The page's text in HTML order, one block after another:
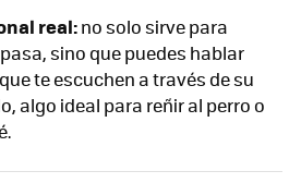
real:no solo sirve para
sino que puedes hablar
te escuchen a través de su
algo ideal para reñir al perro o